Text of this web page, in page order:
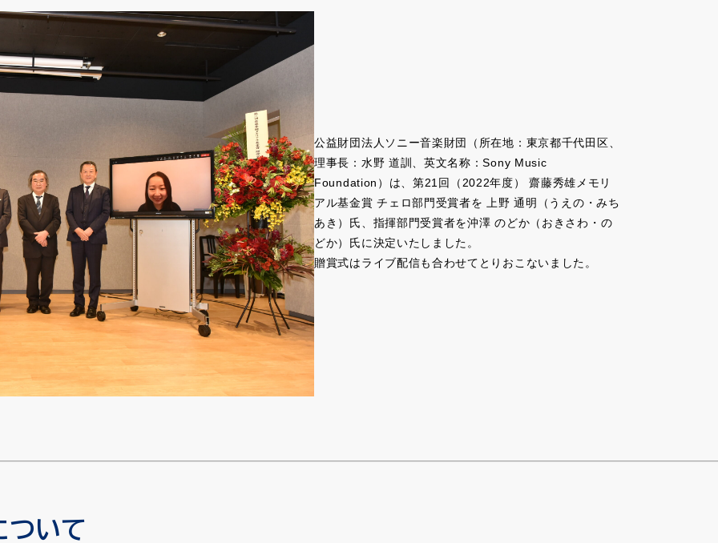
公益財団法人ソニー音楽財団（所在地：東京都千代田区、
理事長：水野 道訓、英文名称：Sony Music
Foundation）は、第21回（2022年度） 齋藤秀雄メモリ
アル基金賞 チェロ部門受賞者を 上野 通明（うえの・みち
あき）氏、指揮部門受賞者を沖澤 のどか（おきさわ・の
どか）氏に決定いたしました。
贈賞式はライブ配信も合わせてとりおこないました。
ついて